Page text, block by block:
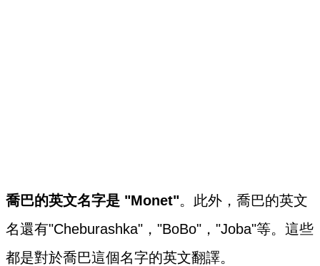
喬巴的英文名字是 "Monet"。此外，喬巴的英文
名還有"Cheburashka"，"BoBo"，"Joba"等。這些
都是對於喬巴這個名字的英文翻譯。